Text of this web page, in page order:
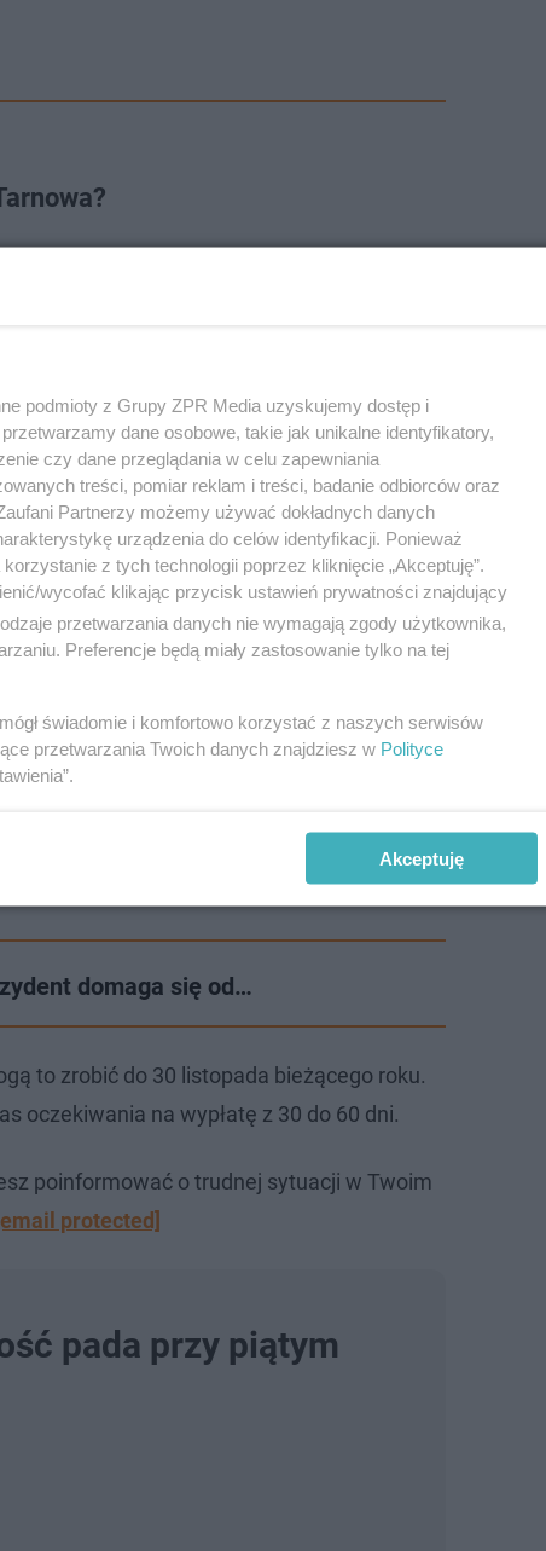
miasta o środki z Funduszu
w wysokości 3 tysięcy
one pozytywnie zweryfikowane przez
domaga się od…
to zrobić do 30 listopada bieżącego roku.
oczekiwania na wypłatę z 30 do 60 dni.
poinformować o trudnej sytuacji w Twoim
protected]
pada przy piątym
podmioty z Grupy ZPR Media uzyskujemy dostęp i
dane osobowe, takie jak unikalne identyfikatory,
czy dane przeglądania w celu zapewniania
treści, pomiar reklam i treści, badanie odbiorców oraz
Partnerzy możemy używać dokładnych danych
urządzenia do celów identyfikacji. Ponieważ
z tych technologii poprzez kliknięcie „Akceptuję”.
wycofać klikając przycisk ustawień prywatności znajdujący
przetwarzania danych nie wymagają zgody użytkownika,
Preferencje będą miały zastosowanie tylko na tej
świadomie i komfortowo korzystać z naszych serwisów
przetwarzania Twoich danych znajdziesz w Polityce
Akceptuję